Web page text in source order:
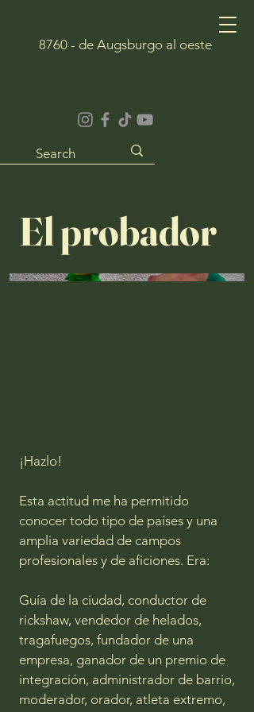
8760 - de Augsburgo al oeste
El probador
¡Hazlo!
Esta actitud me ha permitido
conocer todo tipo de países y una
amplia variedad de campos
profesionales y de aficiones. Era:
Guía de la ciudad, conductor de
rickshaw, vendedor de helados,
tragafuegos, fundador de una
empresa, ganador de un premio de
integración, administrador de barrio,
moderador, orador, atleta extremo,